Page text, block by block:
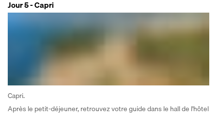
Jour 5 - Capri
Capri.
Après le petit-déjeuner, retrouvez votre guide dans le hall de l'hôtel